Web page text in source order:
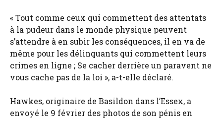
« Tout comme ceux qui commettent des attentats
à la pudeur dans le monde physique peuvent
s’attendre à en subir les conséquences, il en va de
même pour les délinquants qui commettent leurs
crimes en ligne ; Se cacher derrière un paravent ne
vous cache pas de la loi », a-t-elle déclaré.
Hawkes, originaire de Basildon dans l’Essex, a
envoyé le 9 février des photos de son pénis en